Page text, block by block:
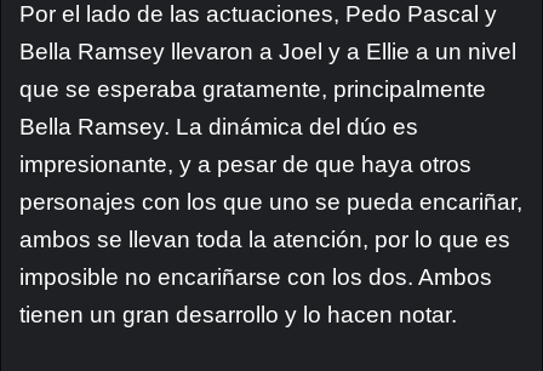
Por el lado de las actuaciones, Pedo Pascal y
Bella Ramsey llevaron a Joel y a Ellie a un nivel
que se esperaba gratamente, principalmente
Bella Ramsey. La dinámica del dúo es
impresionante, y a pesar de que haya otros
personajes con los que uno se pueda encariñar,
ambos se llevan toda la atención, por lo que es
imposible no encariñarse con los dos. Ambos
tienen un gran desarrollo y lo hacen notar.